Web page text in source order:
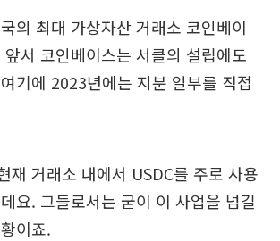
의 최대 가상자산 거래소 코인베이
서 코인베이스는 서클의 설립에도
기에 2023년에는 지분 일부를 직접
재 거래소 내에서 USDC를 주로 사용
요. 그들로서는 굳이 이 사업을 넘길
이죠.